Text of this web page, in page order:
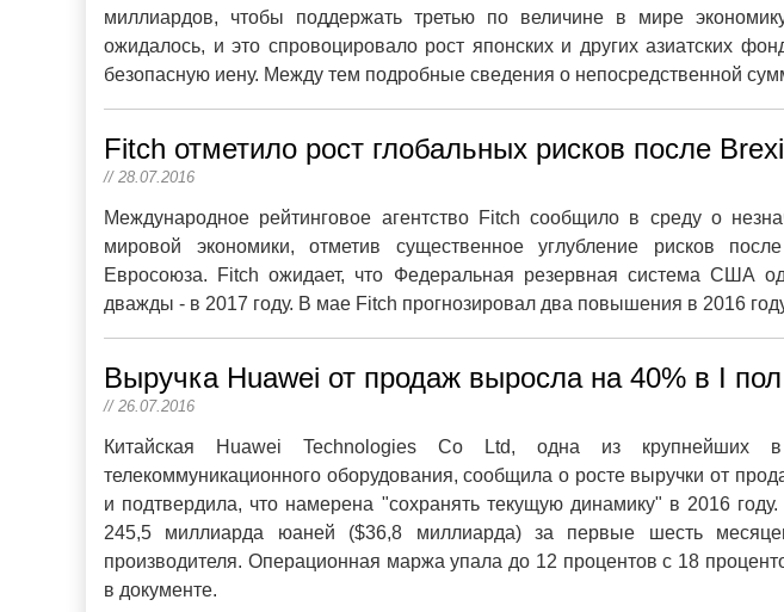
миллиардов, чтобы поддержать третью по величине в мире
ожидалось, и это спровоцировало рост японских и других азиатских
безопасную иену. Между тем подробные сведения о непосредственной
Fitch отметило рост глобальных рисков после
// 28.07.2016
Международное рейтинговое агентство Fitch сообщило в среду о
мировой экономики, отметив существенное углубление рисков
Евросоюза. Fitch ожидает, что Федеральная резервная система США
дважды - в 2017 году. В мае Fitch прогнозировал два повышения в 2016
Выручка Huawei от продаж выросла на 40% в I пол
// 26.07.2016
Китайская Huawei Technologies Co Ltd, одна из крупнейших
телекоммуникационного оборудования, сообщила о росте выручки от
и подтвердила, что намерена "сохранять текущую динамику" в 2016
245,5 миллиарда юаней ($36,8 миллиарда) за первые шесть
производителя. Операционная маржа упала до 12 процентов с 18
в документе.